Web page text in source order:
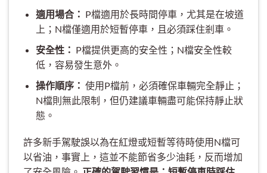
適用場合： P檔適用於長時間停車，尤其是在坡道
上；N檔僅適用於短暫停車，且必須踩住剎車。
安全性： P檔提供更高的安全性；N檔安全性較
低，容易發生意外。
操作順序： 使用P檔前，必須確保車輛完全靜止；
N檔則無此限制，但仍建議車輛盡可能保持靜止狀
態。
許多新手駕駛誤以為在紅燈或短暫等待時使用N檔可
以省油，事實上，這並不能節省多少油耗，反而增加